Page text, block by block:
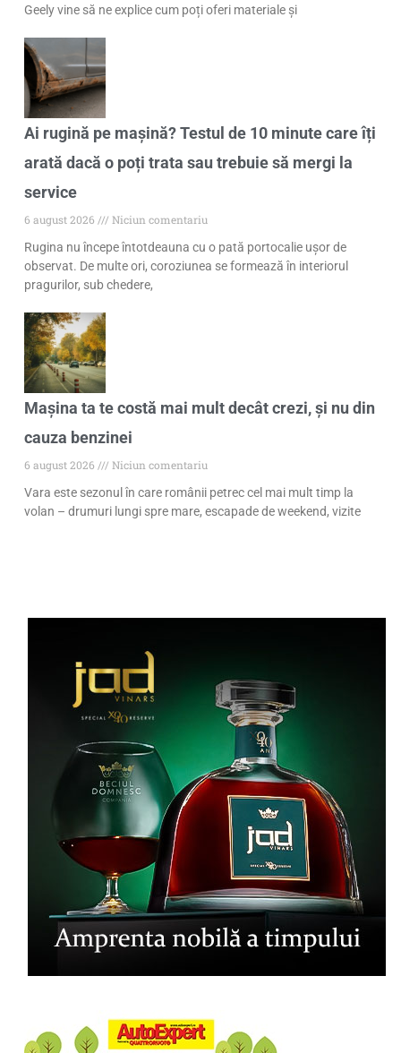
Geely vine să ne explice cum poți oferi materiale și
Ai rugină pe mașină? Testul de 10 minute care îți
arată dacă o poți trata sau trebuie să mergi la
service
6 august 2026
Niciun comentariu
Rugina nu începe întotdeauna cu o pată portocalie ușor de
observat. De multe ori, coroziunea se formează în interiorul
pragurilor, sub chedere,
Mașina ta te costă mai mult decât crezi, și nu din
cauza benzinei
6 august 2026
Niciun comentariu
Vara este sezonul în care românii petrec cel mai mult timp la
volan – drumuri lungi spre mare, escapade de weekend, vizite